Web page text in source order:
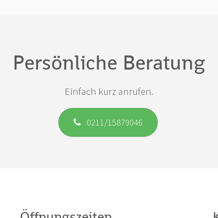
Persönliche Beratung
Einfach kurz anrufen.
0211/15879046